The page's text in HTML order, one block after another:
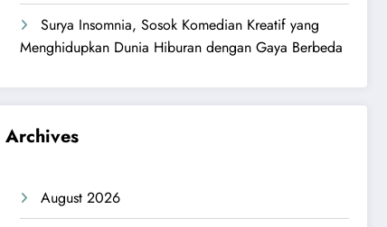
Surya Insomnia, Sosok Komedian Kreatif yang
Menghidupkan Dunia Hiburan dengan Gaya Berbeda
Archives
August 2026